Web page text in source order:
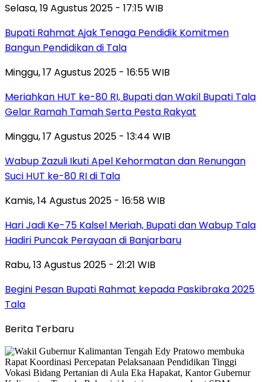
Selasa, 19 Agustus 2025 - 17:15 WIB
Bupati Rahmat Ajak Tenaga Pendidik Komitmen
Bangun Pendidikan di Tala
Minggu, 17 Agustus 2025 - 16:55 WIB
Meriahkan HUT ke-80 RI, Bupati dan Wakil Bupati Tala
Gelar Ramah Tamah Serta Pesta Rakyat
Minggu, 17 Agustus 2025 - 13:44 WIB
Wabup Zazuli Ikuti Apel Kehormatan dan Renungan
Suci HUT ke-80 RI di Tala
Kamis, 14 Agustus 2025 - 16:58 WIB
Hari Jadi Ke-75 Kalsel Meriah, Bupati dan Wabup Tala
Hadiri Puncak Perayaan di Banjarbaru
Rabu, 13 Agustus 2025 - 21:21 WIB
Begini Pesan Bupati Rahmat kepada Paskibraka 2025
Tala
Berita Terbaru